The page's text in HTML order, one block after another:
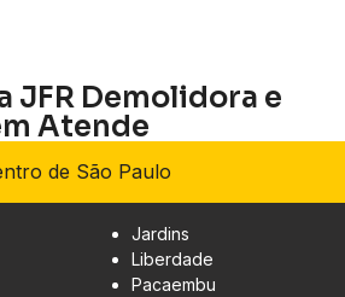
JFR Demolidora e
Atende
de São Paulo
Jardins
Liberdade
Pacaembu